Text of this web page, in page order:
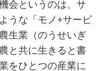
会というのは、サ
うな「モノ+サービ
生業（のうせいぎ
と共に生きると書
をひとつの産業に